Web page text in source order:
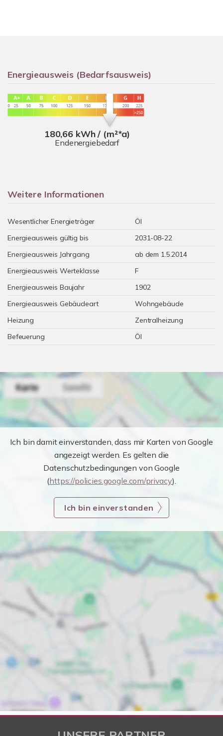
Energieausweis (Bedarfsausweis)
180,66 kWh / (m²*a)
Endenergiebedarf
Weitere Informationen
Wesentlicher Energieträger
Öl
Energieausweis gültig bis
2031-08-22
Energieausweis Jahrgang
ab dem 1.5.2014
Energieausweis Werteklasse
F
Energieausweis Baujahr
1902
Energieausweis Gebäudeart
Wohngebäude
Heizung
Zentralheizung
Befeuerung
Öl
Ich bin damit einverstanden, dass mir Karten von Google
angezeigt werden. Es gelten die
Datenschutzbedingungen von Google
(https://policies.google.com/privacy).
Ich bin einverstanden